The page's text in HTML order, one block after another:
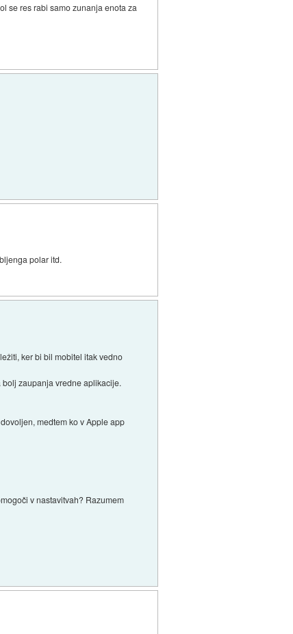
se res rabi samo zunanja enota za
polar itd.
ker bi bil mobitel itak vedno
zaupanja vredne aplikacije.
medtem ko v Apple app
v nastavitvah? Razumem